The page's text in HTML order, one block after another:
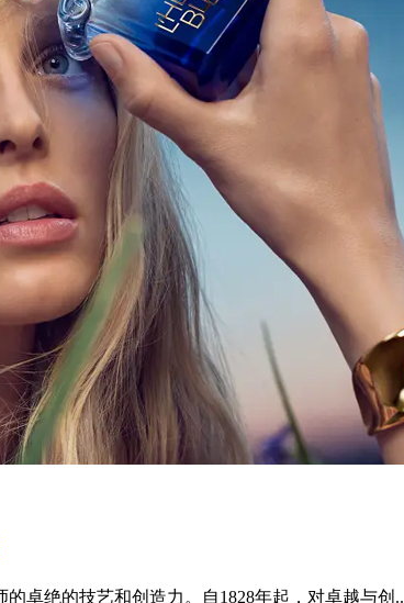
卓绝的技艺和创造力。自1828年起，对卓越与创..